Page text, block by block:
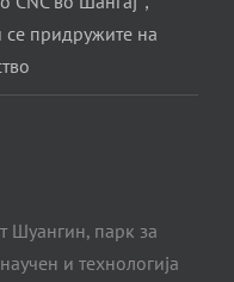
придружите на
Шуангин, парк за
и технологија